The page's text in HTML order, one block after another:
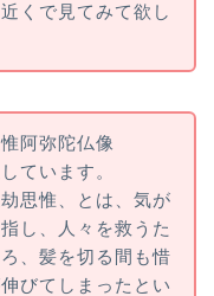
くで見てみて欲し
阿弥陀仏像
ています。
思惟、とは、気が
し、人々を救うた
、髪を切る間も惜
びてしまったとい